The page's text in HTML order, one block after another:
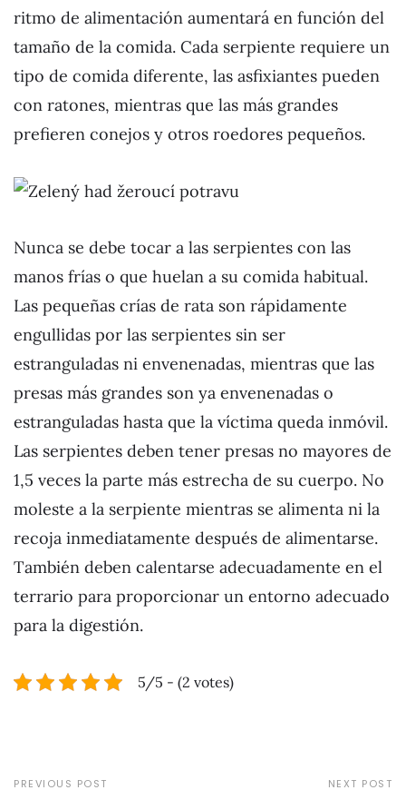
ritmo de alimentación aumentará en función del
tamaño de la comida. Cada serpiente requiere un
tipo de comida diferente, las asfixiantes pueden
con ratones, mientras que las más grandes
prefieren conejos y otros roedores pequeños.
Nunca se debe tocar a las serpientes con las
manos frías o que huelan a su comida habitual.
Las pequeñas crías de rata son rápidamente
engullidas por las serpientes sin ser
estranguladas ni envenenadas, mientras que las
presas más grandes son ya envenenadas o
estranguladas hasta que la víctima queda inmóvil.
Las serpientes deben tener presas no mayores de
1,5 veces la parte más estrecha de su cuerpo. No
moleste a la serpiente mientras se alimenta ni la
recoja inmediatamente después de alimentarse.
También deben calentarse adecuadamente en el
terrario para proporcionar un entorno adecuado
para la digestión.
5/5 - (2 votes)
PREVIOUS POST NEXT POST